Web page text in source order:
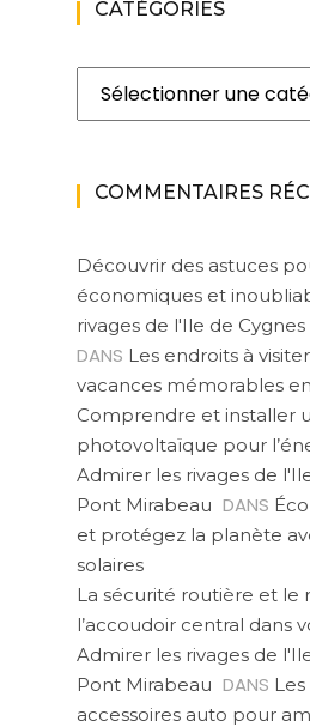
CATÉGORIES
Catégories
COMMENTAIRES
Découvrir des astuces
économiques et
rivages de l'Ile de
DANS Les endroits à
vacances mémorables
Comprendre et installer
photovoltaïque pour
Admirer les rivages de
Pont Mirabeau DANS
et protégez la planète
solaires
La sécurité routière et le
l’accoudoir central dans
Admirer les rivages de
Pont Mirabeau DANS
accessoires auto pour